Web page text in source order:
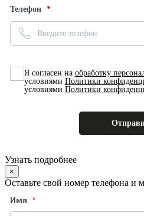
Телефон
Я согласен на обработку
условиями Политики
условиями Политики
Узнать подробнее
×
Оставьте свой номер телефона и
Имя